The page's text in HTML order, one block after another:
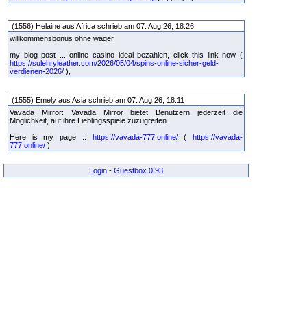
(1556) Helaine aus Africa schrieb am 07. Aug 26, 18:26
willkommensbonus ohne wager
my blog post ... online casino ideal bezahlen, click this link now (
https://sulehryleather.com/2026/05/04/spins-online-sicher-geld-
verdienen-2026/ ),
(1555) Emely aus Asia schrieb am 07. Aug 26, 18:11
Vavada Mirror: Vavada Mirror bietet Benutzern jederzeit die
Möglichkeit, auf ihre Lieblingsspiele zuzugreifen.
Here is my page :: https://vavada-777.online/(https://vavada-
777.online/ )
Login - Guestbox 0.93